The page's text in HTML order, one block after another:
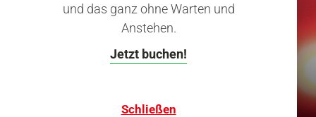
und das ganz ohne Warten und
Anstehen.
Jetzt buchen!
Schließen
„Im Biergarten finden wir
einen schattigen